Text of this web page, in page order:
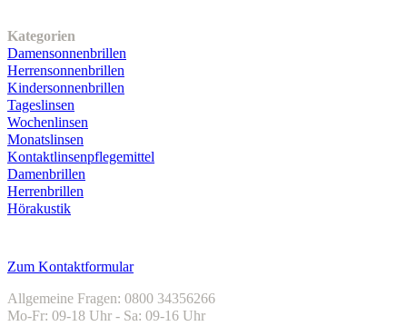
Kategorien
Damensonnenbrillen
Herrensonnenbrillen
Kindersonnenbrillen
Tageslinsen
Wochenlinsen
Monatslinsen
Kontaktlinsenpflegemittel
Damenbrillen
Herrenbrillen
Hörakustik
Zum Kontaktformular
Allgemeine Fragen: 0800 34356266
Mo-Fr: 09-18 Uhr - Sa: 09-16 Uhr